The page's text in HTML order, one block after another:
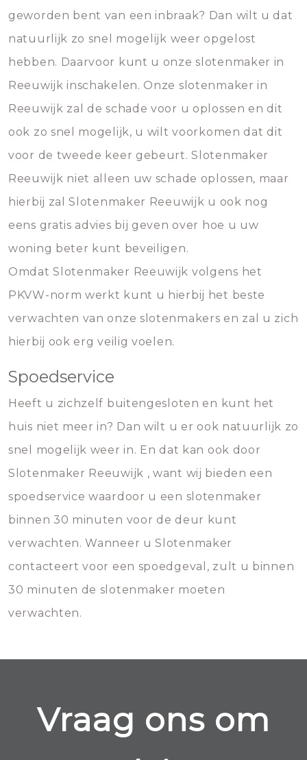
geworden bent van een inbraak? Dan wilt u dat
natuurlijk zo snel mogelijk weer opgelost
hebben. Daarvoor kunt u onze slotenmaker in
Reeuwijk inschakelen. Onze slotenmaker in
Reeuwijk zal de schade voor u oplossen en dit
ook zo snel mogelijk, u wilt voorkomen dat dit
voor de tweede keer gebeurt. Slotenmaker
Reeuwijk niet alleen uw schade oplossen, maar
hierbij zal Slotenmaker Reeuwijk u ook nog
eens gratis advies bij geven over hoe u uw
woning beter kunt beveiligen.
Omdat Slotenmaker Reeuwijk volgens het
PKVW-norm werkt kunt u hierbij het beste
verwachten van onze slotenmakers en zal u zich
hierbij ook erg veilig voelen.
Spoedservice
Heeft u zichzelf buitengesloten en kunt het
huis niet meer in? Dan wilt u er ook natuurlijk zo
snel mogelijk weer in. En dat kan ook door
Slotenmaker Reeuwijk , want wij bieden een
spoedservice waardoor u een slotenmaker
binnen 30 minuten voor de deur kunt
verwachten. Wanneer u Slotenmaker
contacteert voor een spoedgeval, zult u binnen
30 minuten de slotenmaker moeten
verwachten.
Vraag ons om